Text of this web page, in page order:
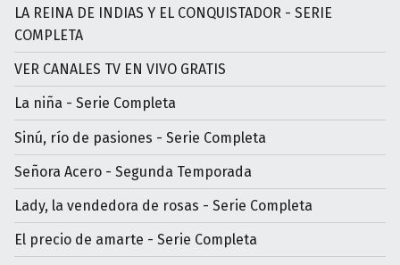
LA REINA DE INDIAS Y EL CONQUISTADOR - SERIE
COMPLETA
VER CANALES TV EN VIVO GRATIS
La niña - Serie Completa
Sinú, río de pasiones - Serie Completa
Señora Acero - Segunda Temporada
Lady, la vendedora de rosas - Serie Completa
El precio de amarte - Serie Completa